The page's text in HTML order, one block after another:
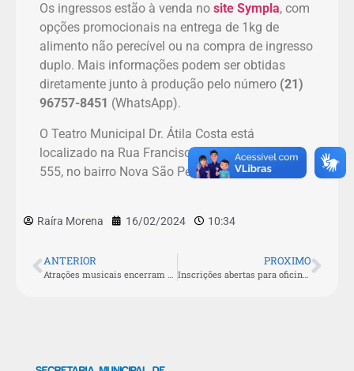
Os ingressos estão à venda no site Sympla, com
opções promocionais na entrega de 1kg de
alimento não perecível ou na compra de ingresso
duplo. Mais informações podem ser obtidas
diretamente junto à produção pelo número (21)
96757-8451 (WhatsApp).
O Teatro Municipal Dr. Átila Costa está
localizado na Rua Francisco Santos Silva, nº
555, no bairro Nova São Pedro.
Raíra Morena 16/02/2024 10:34
ANTERIOR PROXIMO